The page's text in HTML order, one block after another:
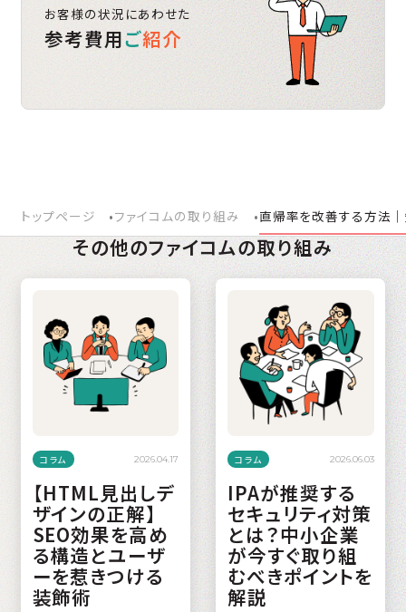
お客様の状況にあわせた
参考費用ご紹介
トップページ ファイコムの取り組み 直帰率を改善する方法
その他のファイコムの取り組み
コラム 2026.04.17
【HTML見出しデ
ザインの正解】
SEO効果を高め
る構造とユーザ
ーを惹きつける
装飾術
コラム 2026.06.03
IPAが推奨する
セキュリティ対策
とは？中小企業
が今すぐ取り組
むべきポイントを
解説